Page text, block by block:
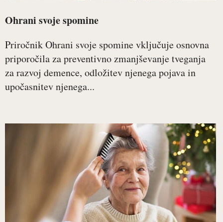
Ohrani svoje spomine
Priročnik Ohrani svoje spomine vključuje osnovna
priporočila za preventivno zmanjševanje tveganja
za razvoj demence, odložitev njenega pojava in
upočasnitev njenega...